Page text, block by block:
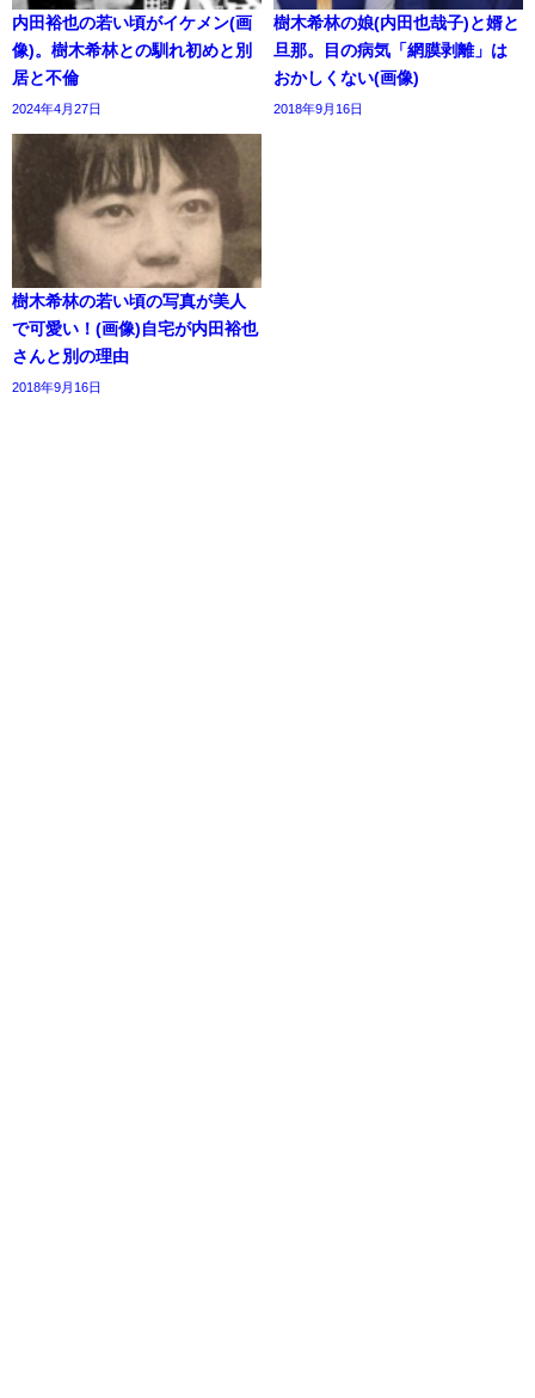
内田裕也の若い頃がイケメン(画
像)。樹木希林との馴れ初めと別
居と不倫
2024年4月27日
樹木希林の娘(内田也哉子)と婿と
旦那。目の病気「網膜剥離」は
おかしくない(画像)
2018年9月16日
樹木希林の若い頃の写真が美人
で可愛い！(画像)自宅が内田裕也
さんと別の理由
2018年9月16日